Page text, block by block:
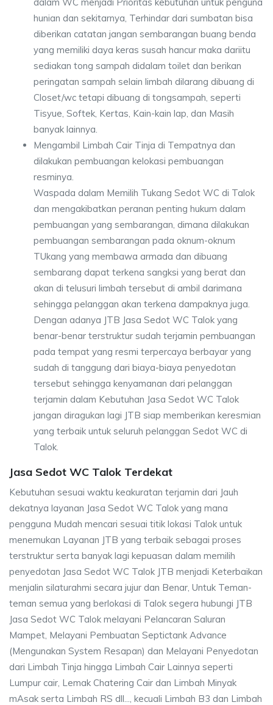
hunian dan sekitarnya, Terhindar dari sumbatan bisa
diberikan catatan jangan sembarangan buang benda
yang memiliki daya keras susah hancur maka dariitu
sediakan tong sampah didalam toilet dan berikan
peringatan sampah selain limbah dilarang dibuang di
Closet/wc tetapi dibuang di tongsampah, seperti
Tisyue, Softek, Kertas, Kain-kain lap, dan Masih
banyak lainnya.
Mengambil Limbah Cair Tinja di Tempatnya dan
dilakukan pembuangan kelokasi pembuangan
resminya.
Waspada dalam Memilih Tukang Sedot WC di Talok
dan mengakibatkan peranan penting hukum dalam
pembuangan yang sembarangan, dimana dilakukan
pembuangan sembarangan pada oknum-oknum
TUkang yang membawa armada dan dibuang
sembarang dapat terkena sangksi yang berat dan
akan di telusuri limbah tersebut di ambil darimana
sehingga pelanggan akan terkena dampaknya juga.
Dengan adanya JTB Jasa Sedot WC Talok yang
benar-benar terstruktur sudah terjamin pembuangan
pada tempat yang resmi terpercaya berbayar yang
sudah di tanggung dari biaya-biaya penyedotan
tersebut sehingga kenyamanan dari pelanggan
terjamin dalam Kebutuhan Jasa Sedot WC Talok
jangan diragukan lagi JTB siap memberikan keresmian
yang terbaik untuk seluruh pelanggan Sedot WC di
Talok.
Jasa Sedot WC Talok Terdekat
Kebutuhan sesuai waktu keakuratan terjamin dari Jauh
dekatnya layanan Jasa Sedot WC Talok yang mana
pengguna Mudah mencari sesuai titik lokasi Talok untuk
menemukan Layanan JTB yang terbaik sebagai proses
terstruktur serta banyak lagi kepuasan dalam memilih
penyedotan Jasa Sedot WC Talok JTB menjadi Keterbaikan
menjalin silaturahmi secara jujur dan Benar, Untuk Teman-
teman semua yang berlokasi di Talok segera hubungi JTB
Jasa Sedot WC Talok melayani Pelancaran Saluran
Mampet, Melayani Pembuatan Septictank Advance
(Mengunakan System Resapan) dan Melayani Penyedotan
dari Limbah Tinja hingga Limbah Cair Lainnya seperti
Lumpur cair, Lemak Chatering Cair dan Limbah Minyak
mAsak serta Limbah RS dll..., kecuali Limbah B3 dan Limbah